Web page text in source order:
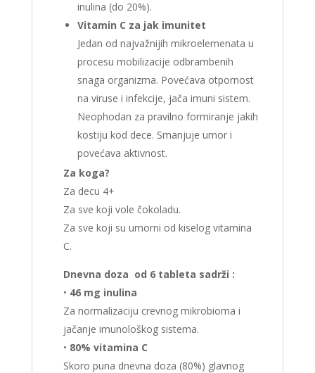
inulina (do 20%).
Vitamin C za jak imunitet
Jedan od najvažnijih mikroelemenata u
procesu mobilizacije odbrambenih
snaga organizma. Povećava otpornost
na viruse i infekcije, jača imuni sistem.
Neophodan za pravilno formiranje jakih
kostiju kod dece. Smanjuje umor i
povećava aktivnost.
Za koga?
Za decu 4+
Za sve koji vole čokoladu.
Za sve koji su umorni od kiselog vitamina
C.
Dnevna doza od 6 tableta sadrži :
• 46 mg inulina
Za normalizaciju crevnog mikrobioma i
jačanje imunološkog sistema.
• 80% vitamina C
Skoro puna dnevna doza (80%) glavnog